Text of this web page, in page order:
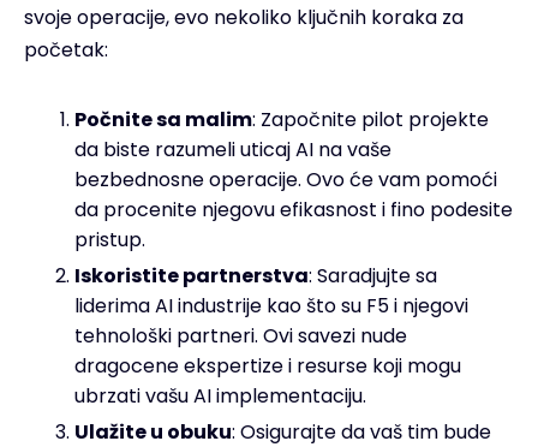
svoje operacije, evo nekoliko ključnih koraka za
početak:
Počnite sa malim: Započnite pilot projekte
da biste razumeli uticaj AI na vaše
bezbednosne operacije. Ovo će vam pomoći
da procenite njegovu efikasnost i fino podesite
pristup.
Iskoristite partnerstva: Saradjujte sa
liderima AI industrije kao što su F5 i njegovi
tehnološki partneri. Ovi savezi nude
dragocene ekspertize i resurse koji mogu
ubrzati vašu AI implementaciju.
Ulažite u obuku: Osigurajte da vaš tim bude